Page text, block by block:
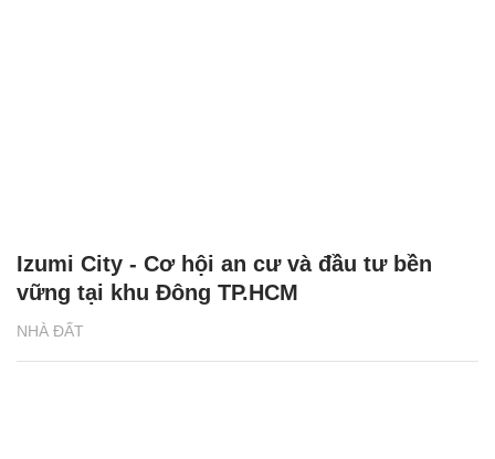
NHÀ ĐẤT
Izumi City - Cơ hội an cư và đầu tư bền
vững tại khu Đông TP.HCM